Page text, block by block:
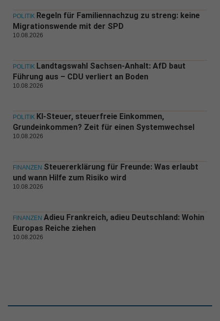
POLITIK Regeln für Familiennachzug zu streng: keine
Migrationswende mit der SPD
10.08.2026
POLITIK Landtagswahl Sachsen-Anhalt: AfD baut
Führung aus – CDU verliert an Boden
10.08.2026
POLITIK KI-Steuer, steuerfreie Einkommen,
Grundeinkommen? Zeit für einen Systemwechsel
10.08.2026
FINANZEN Steuererklärung für Freunde: Was erlaubt
und wann Hilfe zum Risiko wird
10.08.2026
FINANZEN Adieu Frankreich, adieu Deutschland: Wohin
Europas Reiche ziehen
10.08.2026